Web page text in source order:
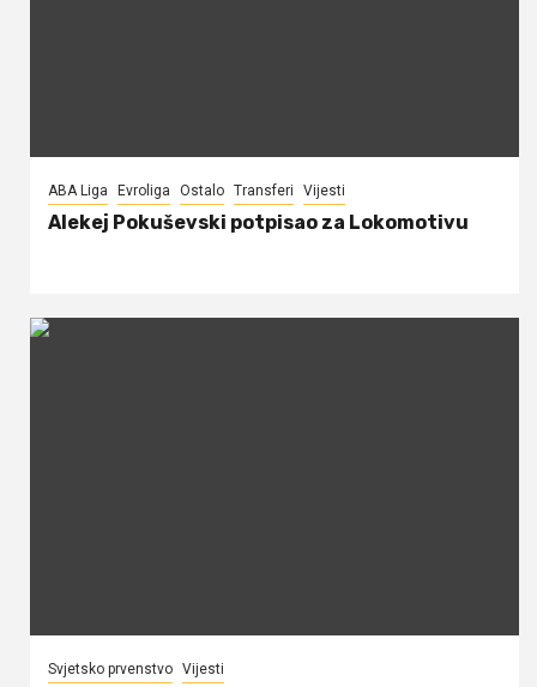
ABA Liga Evroliga Ostalo Transferi Vijesti
Alekej Pokuševski potpisao za Lokomotivu
Svjetsko prvenstvo Vijesti